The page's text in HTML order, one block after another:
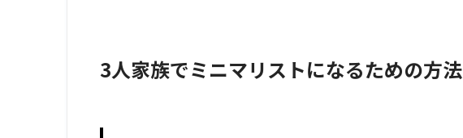
3人家族でミニマリストになるための方法